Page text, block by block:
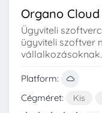
Organo Cloud
Ügyviteli
ügyviteli szoftver
vállalkozásoknak.
Platform:
Cégméret:
Kis